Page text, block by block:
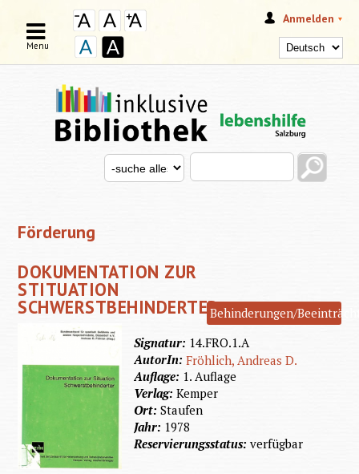
Anmelden
SUCHFORMULAR
Search this site
Search for
Menu
Förderung
DOKUMENTATION ZUR
STITUATION
SCHWERSTBEHINDERTERBehinderungen/
Signatur: 14.FRO.1.A
AutorIn:Fröhlich, Andreas D.
Auflage: 1. Auflage
Verlag:Kemper
Ort:Staufen
Jahr: 1978
Reservierungsstatus:verfügbar